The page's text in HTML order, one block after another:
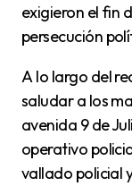
exigieron el fin
persecución
A lo largo del recorrido, los vecinos salieron a
saludar a los
avenida 9 de
operativo
vallado policial